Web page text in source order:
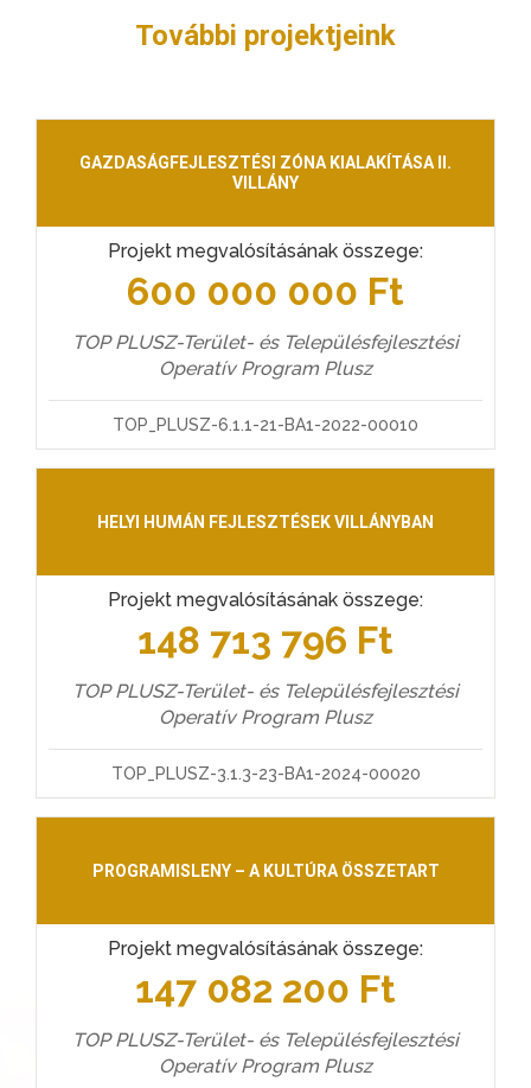
További projektjeink
GAZDASÁGFEJLESZTÉSI ZÓNA KIALAKÍTÁSA II.
VILLÁNY
Projekt megvalósításának összege:
600 000 000 Ft
TOP PLUSZ-Terület- és Településfejlesztési
Operatív Program Plusz
TOP_PLUSZ-6.1.1-21-BA1-2022-00010
HELYI HUMÁN FEJLESZTÉSEK VILLÁNYBAN
Projekt megvalósításának összege:
148 713 796 Ft
TOP PLUSZ-Terület- és Településfejlesztési
Operatív Program Plusz
TOP_PLUSZ-3.1.3-23-BA1-2024-00020
PROGRAMISLENY – A KULTÚRA ÖSSZETART
Projekt megvalósításának összege:
147 082 200 Ft
TOP PLUSZ-Terület- és Településfejlesztési
Operatív Program Plusz